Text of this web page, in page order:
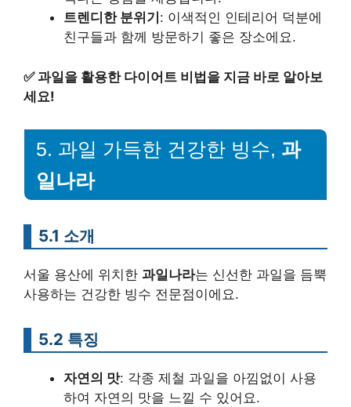
트렌디한 분위기 : 이색적인 인테리어 덕분에
친구들과 함께 방문하기 좋은 장소에요.
✅과일을 활용한 다이어트 비법을 지금 바로 알아보
세요!
5. 과일 가득한 건강한 빙수, 과
일나라
5.1 소개
서울 용산에 위치한 과일나라는 신선한 과일을 듬뿍
사용하는 건강한 빙수 전문점이에요.
5.2 특징
자연의 맛: 각종 제철 과일을 아낌없이 사용
하여 자연의 맛을 느낄 수 있어요.